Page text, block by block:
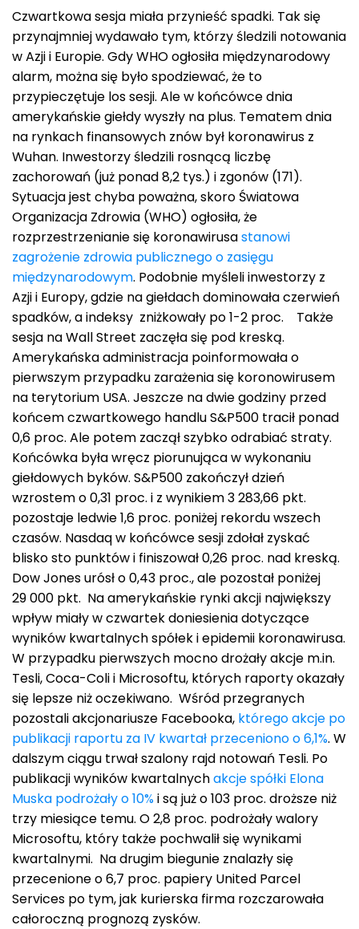
Czwartkowa sesja miała przynieść spadki. Tak się
przynajmniej wydawało tym, którzy śledzili notowania
w Azji i Europie. Gdy WHO ogłosiła międzynarodowy
alarm, można się było spodziewać, że to
przypieczętuje los sesji. Ale w końcówce dnia
amerykańskie giełdy wyszły na plus. Tematem dnia
na rynkach finansowych znów był koronawirus z
Wuhan. Inwestorzy śledzili rosnącą liczbę
zachorowań (już ponad 8,2 tys.) i zgonów (171).
Sytuacja jest chyba poważna, skoro Światowa
Organizacja Zdrowia (WHO) ogłosiła, że
rozprzestrzenianie się koronawirusastanowi
zagrożenie zdrowia publicznego o zasięgu
międzynarodowym. Podobnie myśleli inwestorzy z
Azji i Europy, gdzie na giełdach dominowała czerwień
spadków, a indeksy zniżkowały po 1-2 proc. Także
sesja na Wall Street zaczęła się pod kreską.
Amerykańska administracja poinformowała o
pierwszym przypadku zarażenia się koronowirusem
na terytorium USA. Jeszcze na dwie godziny przed
końcem czwartkowego handlu S&P500 tracił ponad
0,6 proc. Ale potem zaczął szybko odrabiać straty.
Końcówka była wręcz piorunująca w wykonaniu
giełdowych byków. S&P500 zakończył dzień
wzrostem o 0,31 proc. i z wynikiem 3 283,66 pkt.
pozostaje ledwie 1,6 proc. poniżej rekordu wszech
czasów. Nasdaq w końcówce sesji zdołał zyskać
blisko sto punktów i finiszował 0,26 proc. nad kreską.
Dow Jones urósł o 0,43 proc., ale pozostał poniżej
29 000 pkt. Na amerykańskie rynki akcji największy
wpływ miały w czwartek doniesienia dotyczące
wyników kwartalnych spółek i epidemii koronawirusa.
W przypadku pierwszych mocno drożały akcje m.in.
Tesli, Coca-Coli i Microsoftu, których raporty okazały
się lepsze niż oczekiwano. Wśród przegranych
pozostali akcjonariusze Facebooka, którego akcje po
publikacji raportu za IV kwartał przeceniono o 6,1%. W
dalszym ciągu trwał szalony rajd notowań Tesli. Po
publikacji wyników kwartalnychakcje spółki Elona
Muska podrożały o 10%i są już o 103 proc. droższe niż
trzy miesiące temu. O 2,8 proc. podrożały walory
Microsoftu, który także pochwalił się wynikami
kwartalnymi. Na drugim biegunie znalazły się
przecenione o 6,7 proc. papiery United Parcel
Services po tym, jak kurierska firma rozczarowała
całoroczną prognozą zysków.